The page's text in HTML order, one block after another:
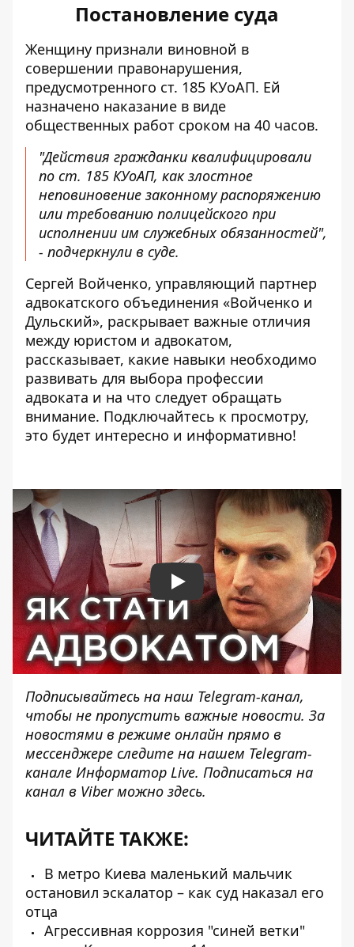
Постановление суда
Женщину признали виновной в
совершении правонарушения,
предусмотренного ст. 185 КУоАП. Ей
назначено наказание в виде
общественных работ сроком на 40 часов.
"Действия гражданки квалифицировали
по ст. 185 КУоАП, как злостное
неповиновение законному распоряжению
или требованию полицейского при
исполнении им служебных обязанностей",
- подчеркнули в суде.
Сергей Войченко, управляющий партнер
адвокатского объединения «Войченко и
Дульский», раскрывает важные отличия
между юристом и адвокатом,
рассказывает, какие навыки необходимо
развивать для выбора профессии
адвоката и на что следует обращать
внимание. Подключайтесь к просмотру,
это будет интересно и информативно!
Play
Подписывайтесь на наш Telegram-канал,
чтобы не пропустить важные новости. За
новостями в режиме онлайн прямо в
мессенджере следите на нашем Telegram-
канале Информатор Live. Подписаться на
канал в Viber можно здесь.
ЧИТАЙТЕ ТАКЖЕ:
В метро Киева маленький мальчик
остановил эскалатор – как суд наказал его
отца
Агрессивная коррозия "синей ветки"